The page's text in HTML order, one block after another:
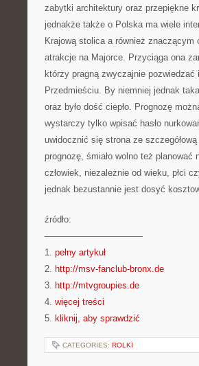
zabytki architektury oraz przepiękne
jednakże także o Polska ma wiele
Krajową stolica a również
atrakcje na Majorce. Przyciąga ona
którzy pragną zwyczajnie
Przedmieściu. By niemniej jednak
oraz było dość ciepło. Prognozę
wystarczy tylko wpisać hasło
uwidocznić się strona ze
prognozę, śmiało wolno też
człowiek, niezależnie od wieku, płci
jednak bezustannie jest dosyć
źródło:
———————————
1. pełny artykuł
2. http://msv-fanclub-bronx.de
3. http://mtvgroupies.de
4. więcej treści
5. kliknij, aby sprawdzić
CATEGORIES: ROLKI